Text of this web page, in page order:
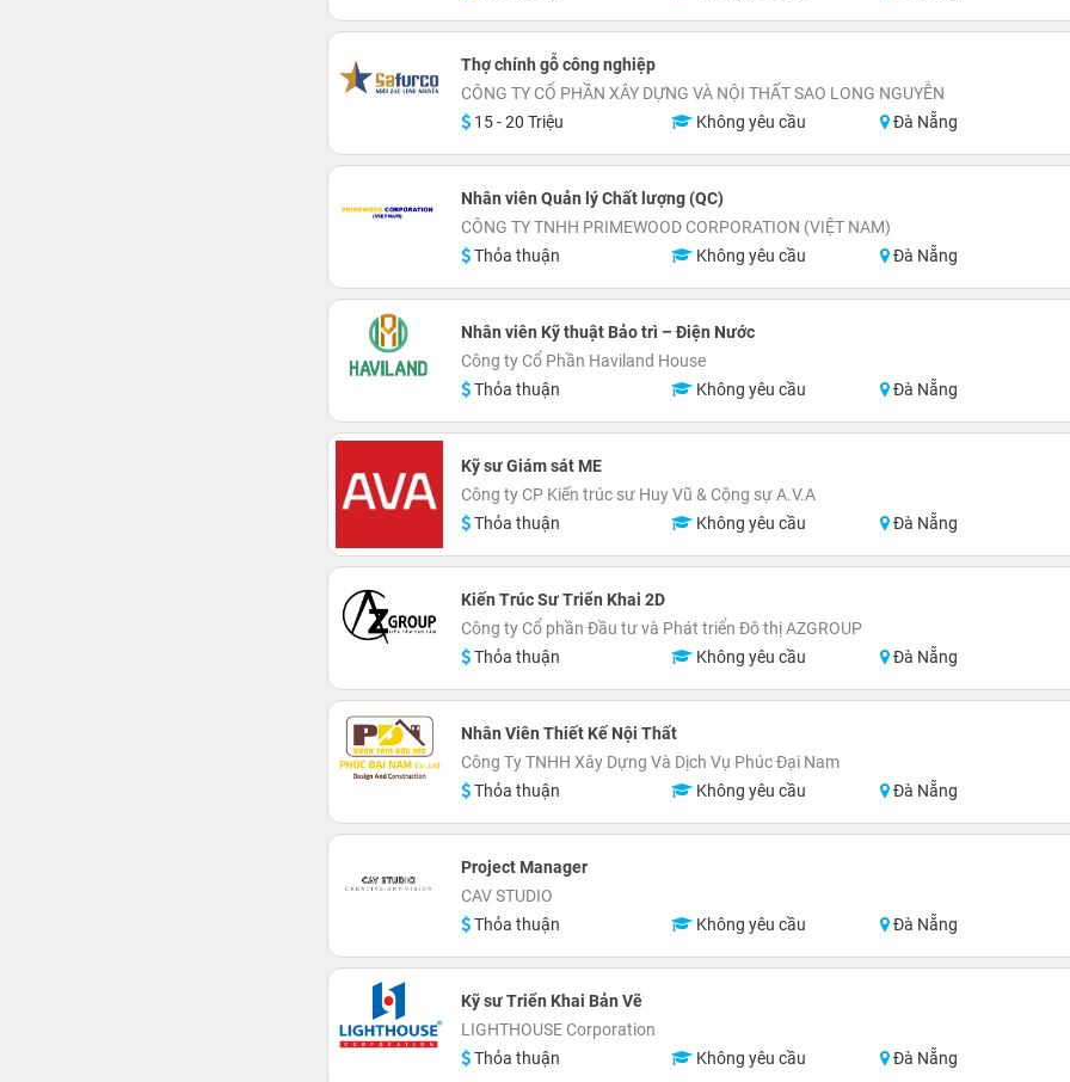
Thợ chính gỗ công nghiệp
CÔNG TY CỔ PHẦN XÂY DỰNG VÀ NỘI THẤT SAO LONG NGUYỄN
15 - 20 Triệu
Không yêu cầu Đà Nẵng
Nhân viên Quản lý Chất lượng (QC)
CÔNG TY TNHH PRIMEWOOD CORPORATION (VIỆT NAM)
Thỏa thuận
Không yêu cầu Đà Nẵng
Nhân viên Kỹ thuật Bảo trì – Điện Nước
Công ty Cổ Phần Haviland House
Thỏa thuận
Không yêu cầu Đà Nẵng
Kỹ sư Giám sát ME
Công ty CP Kiến trúc sư Huy Vũ & Cộng sự A.V.A
Thỏa thuận
Không yêu cầu Đà Nẵng
Kiến Trúc Sư Triển Khai 2D
Công ty Cổ phần Đầu tư và Phát triển Đô thị AZGROUP
Thỏa thuận
Không yêu cầu Đà Nẵng
Nhân Viên Thiết Kế Nội Thất
Công Ty TNHH Xây Dựng Và Dịch Vụ Phúc Đại Nam
Thỏa thuận
Không yêu cầu Đà Nẵng
Project Manager
CAV STUDIO
Thỏa thuận
Không yêu cầu Đà Nẵng
Kỹ sư Triển Khai Bản Vẽ
LIGHTHOUSE Corporation
Thỏa thuận
Không yêu cầu Đà Nẵng